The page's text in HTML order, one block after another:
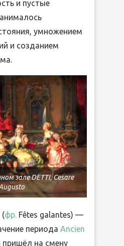
и пустые
умножением
и созданием
зале DETTI, Cesare
(фр. Fêtes galantes) —
периода Ancien
пришёл на смену